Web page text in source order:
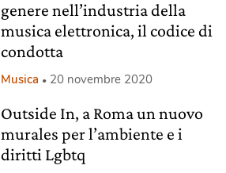
genere nell’industria della
musica elettronica, il codice di
condotta
Musica 20 novembre 2020
Outside In, a Roma un nuovo
murales per l’ambiente e i
diritti Lgbtq